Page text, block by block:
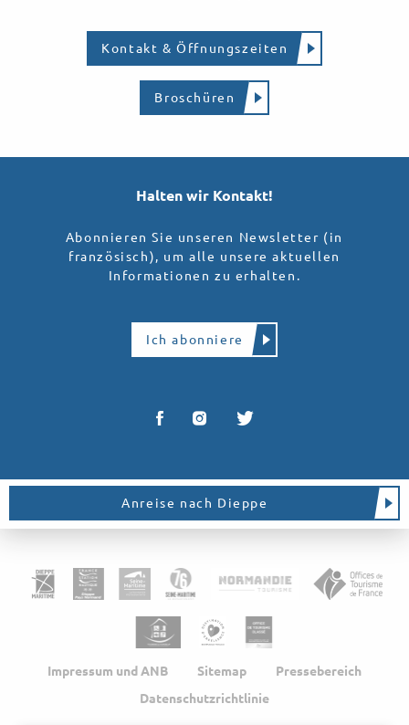
Kontakt & Öffnungszeiten
Broschüren
Halten wir Kontakt!
Abonnieren Sie unseren Newsletter (in
französisch), um alle unsere aktuellen
Informationen zu erhalten.
Ich abonniere
Anreise nach Dieppe
Impressum und ANB Sitemap
Pressebereich
Datenschutzrichtlinie